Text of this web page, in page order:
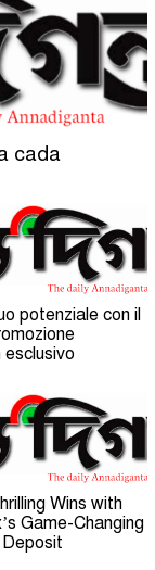
cada
potenziale con il
Wins with
Game-Changing
Deposit